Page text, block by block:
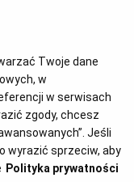
filmu. W ramach
„Legendy Warner
które na stałe
Twoje dane
w
w serwisach
zgody, chcesz
Jeśli
wyrazić sprzeciw, aby
Polityka prywatności